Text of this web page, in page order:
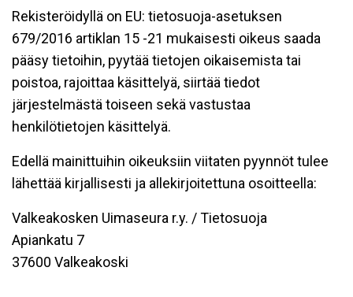
Rekisteröidyllä on EU: tietosuoja-asetuksen
679/2016 artiklan 15 -21 mukaisesti oikeus saada
pääsy tietoihin, pyytää tietojen oikaisemista tai
poistoa, rajoittaa käsittelyä, siirtää tiedot
järjestelmästä toiseen sekä vastustaa
henkilötietojen käsittelyä.
Edellä mainittuihin oikeuksiin viitaten pyynnöt tulee
lähettää kirjallisesti ja allekirjoitettuna osoitteella:
Valkeakosken Uimaseura r.y. / Tietosuoja
Apiankatu 7
37600 Valkeakoski